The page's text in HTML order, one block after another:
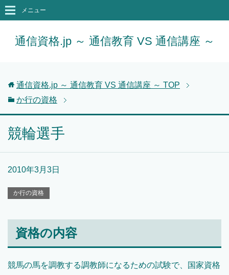
通信資格.jp ～ 通信教育 VS 通信講座 ～
メニュー
通信資格.jp ～ 通信教育 VS 通信講座 ～ TOP
か行の資格
競輪選手
2010年3月3日
か行の資格
資格の内容
競馬の馬を調教する調教師になるための試験で、国家資格